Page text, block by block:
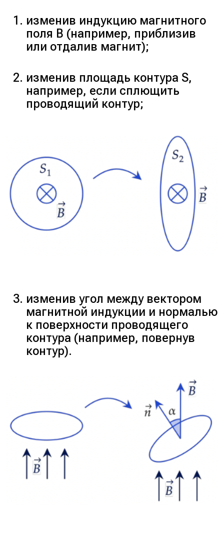
изменив индукцию магнитного
поля B (например, приблизив
или отдалив магнит);
изменив площадь контура S,
например, если сплющить
проводящий контур;
изменив угол между вектором
магнитной индукции и нормалью
к поверхности проводящего
контура (например, повернув
контур).